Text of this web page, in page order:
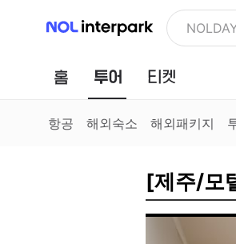
NOL 인터파크
홈 투어
항공 해외숙소 해외패키지
[제주/모